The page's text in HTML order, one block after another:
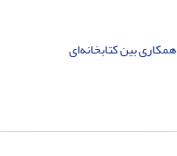
همکاری بین کتابخانه‌ای